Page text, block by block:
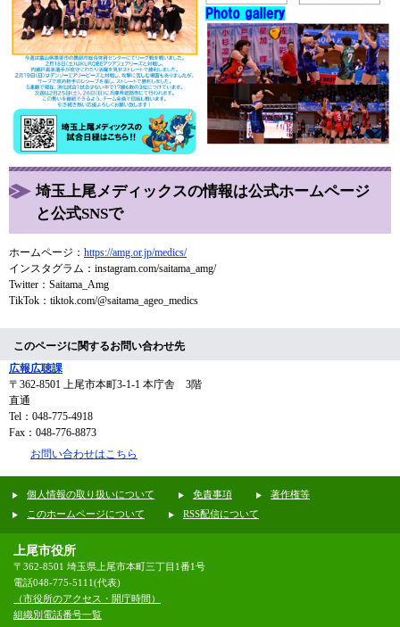
埼玉上尾メディックスの情報は公式ホームページ
と公式SNSで
ホームページ： https://amg.or.jp/medics/
インスタグラム：instagram.com/saitama_amg/
Twitter：Saitama_Amg
​TikTok：tiktok.com/@saitama_ageo_medics
このページに関するお問い合わせ先
広報広聴課
〒362-8501 上尾市本町3-1-1 本庁舎 3階
直通
Tel：048-775-4918
Fax：048-776-8873
お問い合わせはこちら
個人情報の取り扱いについて 免責事項
著作権等
このホームページについて
RSS配信について
上尾市役所
〒362-8501 埼玉県上尾市本町三丁目1番1号
電話048-775-5111(代表)
（市役所のアクセス・開庁時間）
組織別電話番号一覧